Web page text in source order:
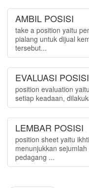
AMBIL POSISI
take a position yaitu
pialang untuk dijual
tersebut...
EVALUASI POSISI
position evaluation
setiap keadaan,
LEMBAR POSISI
position sheet yaitu
menunjukkan
pedagang ...